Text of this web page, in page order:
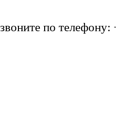
по телефону: